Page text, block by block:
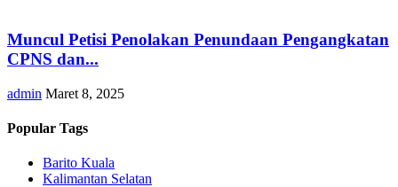
Muncul Petisi Penolakan Penundaan Pengangkatan
CPNS dan...
admin Maret 8, 2025
Popular Tags
Barito Kuala
Kalimantan Selatan